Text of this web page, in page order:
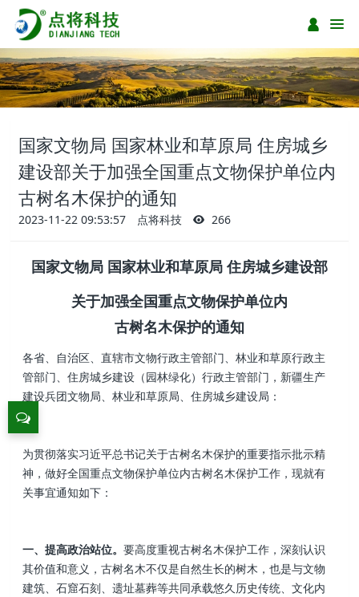
国家文物局 国家林业和草原局 住房城乡
建设部关于加强全国重点文物保护单位内
古树名木保护的通知
2023-11-22 09:53:57 点将科技 266
国家文物局 国家林业和草原局 住房城乡建设部
关于加强全国重点文物保护单位内
古树名木保护的通知
各省、自治区、直辖市文物行政主管部门、林业和草原行政主
管部门、住房城乡建设（园林绿化）行政主管部门，新疆生产
建设兵团文物局、林业和草原局、住房城乡建设局：
为贯彻落实习近平总书记关于古树名木保护的重要指示批示精
神，做好全国重点文物保护单位内古树名木保护工作，现就有
关事宜通知如下：
一、提高政治站位。要高度重视古树名木保护工作，深刻认识
其价值和意义，古树名木不仅是自然生长的树木，也是与文物
建筑、石窟石刻、遗址墓葬等共同承载悠久历史传统、文化内